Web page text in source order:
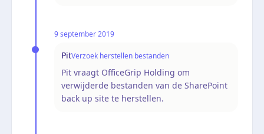
9 september 2019
PitVerzoek herstellen bestanden
Pit vraagt OfficeGrip Holding om
verwijderde bestanden van de SharePoint
back up site te herstellen.